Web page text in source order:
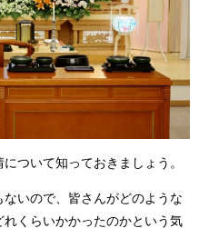
ついて知っておきましょう。
いので、皆さんがどのような
くらいかかったのかという気